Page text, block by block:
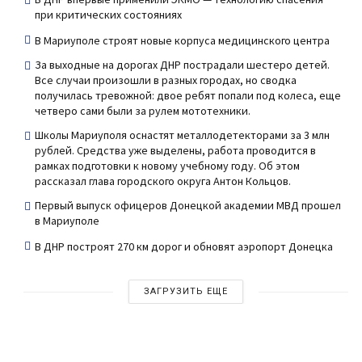
при критических состояниях
В Мариуполе строят новые корпуса медицинского центра
За выходные на дорогах ДНР пострадали шестеро детей.
Все случаи произошли в разных городах, но сводка
получилась тревожной: двое ребят попали под колеса, еще
четверо сами были за рулем мототехники.
Школы Мариуполя оснастят металлодетекторами за 3 млн
рублей. Средства уже выделены, работа проводится в
рамках подготовки к новому учебному году. Об этом
рассказал глава городского округа Антон Кольцов.
Первый выпуск офицеров Донецкой академии МВД прошел
в Мариуполе
В ДНР построят 270 км дорог и обновят аэропорт Донецка
ЗАГРУЗИТЬ ЕЩЕ